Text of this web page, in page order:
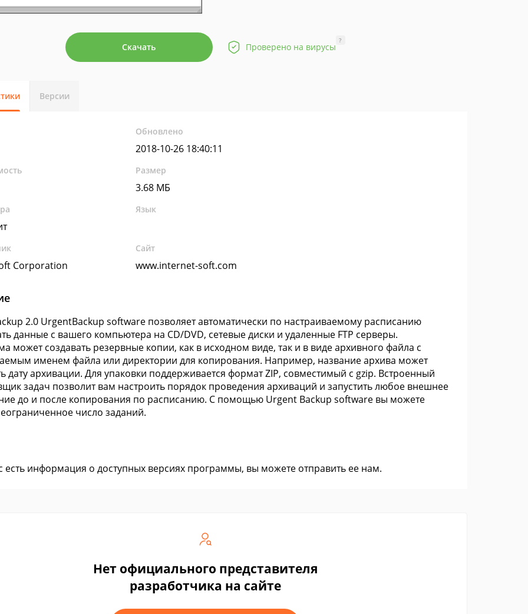
Скачать Проверено на вирусы
?
Версии
Обновлено
2018-10-26 18:40:11
Размер
3.68 МБ
Язык
Corporation
Сайт
www.internet-soft.com
2.0 UrgentBackup software позволяет автоматически по настраиваемому расписанию
данные с вашего компьютера на CD/DVD, сетевые диски и удаленные FTP серверы.
может создавать резервные копии, как в исходном виде, так и в виде архивного файла с
именем файла или директории для копирования. Например, название архива может
дату архивации. Для упаковки поддерживается формат ZIP, совместимый с gzip. Встроенный
задач позволит вам настроить порядок проведения архиваций и запустить любое внешнее
до и после копирования по расписанию. С помощью Urgent Backup software вы можете
число заданий.
есть информация о доступных версиях программы, вы можете отправить ее нам.
Нет официального представителя
разработчика на сайте